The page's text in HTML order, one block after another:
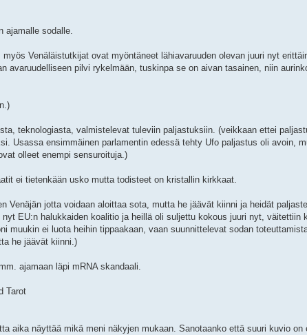
ajamalle sodalle.
Venäläistutkijat ovat myöntäneet lähiavaruuden olevan juuri nyt
avaruudelliseen pilvi rykelmään, tuskinpa se on aivan tasainen, niin
teknologiasta, valmistelevat tuleviin paljastuksiin. (veikkaan ettei
Usassa ensimmäinen parlamentin edessä tehty Ufo paljastus oli avoin,
olleet enempi sensuroituja.)
ei tietenkään usko mutta todisteet on kristallin kirkkaat.
Venäjän jotta voidaan aloittaa sota, mutta he jäävät kiinni ja heidät
EU:n halukkaiden koalitio ja heillä oli suljettu kokous juuri nyt, väitettiin
muukin ei luota heihin tippaakaan, vaan suunnittelevat sodan
he jäävät kiinni.)
ajamaan läpi mRNA skandaali.
Tarot
aika näyttää mikä meni näkyjen mukaan. Sanotaanko että suuri kuvio on